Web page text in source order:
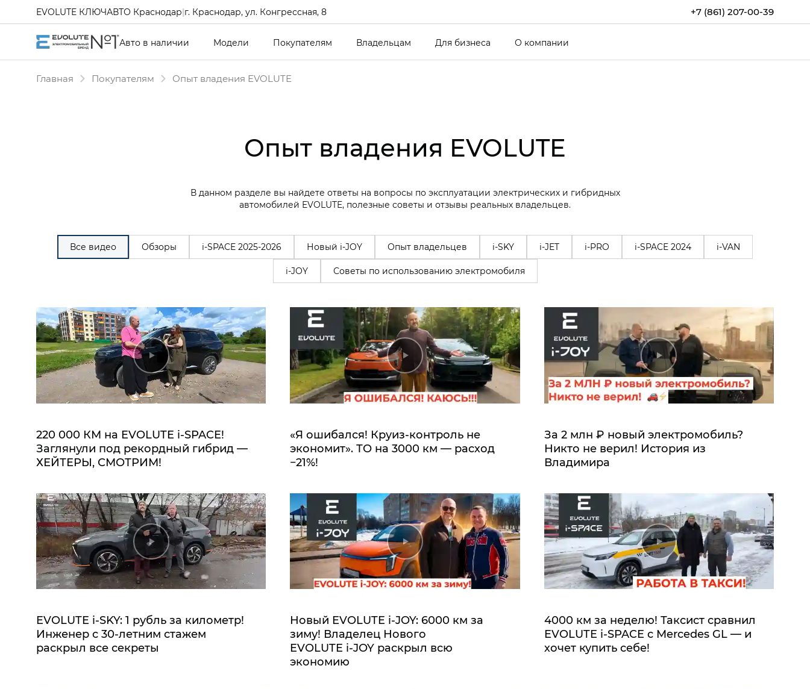
+7 (861) 207-00-39
EVOLUTE КЛЮЧАВТО Краснодар|г. Краснодар, ул. Конгрессная, 8
Авто в наличии Модели Покупателям Владельцам Для бизнеса О компании
Главная Покупателям Опыт владения EVOLUTE
Опыт владения EVOLUTE
В данном разделе вы найдете ответы на вопросы по эксплуатации электрических и гибридных
автомобилей EVOLUTE, полезные советы и отзывы реальных владельцев.
Все видео Обзоры i‑SPACE 2025-2026 Новый i-JOY Опыт владельцев i-SKY i-JET i-PRO i-SPACE 2024 i-VAN
i-JOY Советы по использованию электромобиля
220 000 КМ на EVOLUTE i‑SPACE!
Заглянули под рекордный гибрид —
ХЕЙТЕРЫ, СМОТРИМ!
«Я ошибался! Круиз-контроль не
экономит». ТО на 3000 км — расход
−21%!
За 2 млн ₽ новый электромобиль?
Никто не верил! История из
Владимира
EVOLUTE i‑SKY: 1 рубль за километр!
Инженер с 30-летним стажем
раскрыл все секреты
Новый EVOLUTE i‑JOY: 6000 км за
зиму! Владелец Нового
EVOLUTE i‑JOY раскрыл всю
экономию
4000 км за неделю! Таксист сравнил
EVOLUTE i‑SPACE с Mercedes GL — и
хочет купить себе!